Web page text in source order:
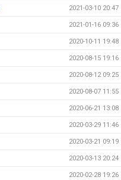
2021-03-10 20:47
2021-01-16 09:36
2020-10-11 19:48
2020-08-15 19:16
2020-08-12 09:25
2020-08-07 11:55
2020-06-21 13:08
2020-03-29 11:46
2020-03-21 09:19
2020-03-13 20:24
2020-02-28 19:26